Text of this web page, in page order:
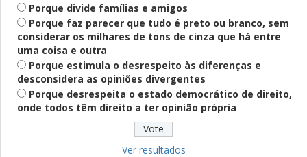
Definido
PT lança Patrus Ananias como candidato
ao governo de Minas Gerais
Fies: pré-selecionados têm até terça
para complementar informações
Porque divide famílias e amigos
Porque faz parecer que tudo é preto ou branco, sem
considerar os milhares de tons de cinza que há entre
uma coisa e outra
Porque estimula o desrespeito às diferenças e
desconsidera as opiniões divergentes
Porque desrespeita o estado democrático de direito,
onde todos têm direito a ter opinião própria
Ver resultados